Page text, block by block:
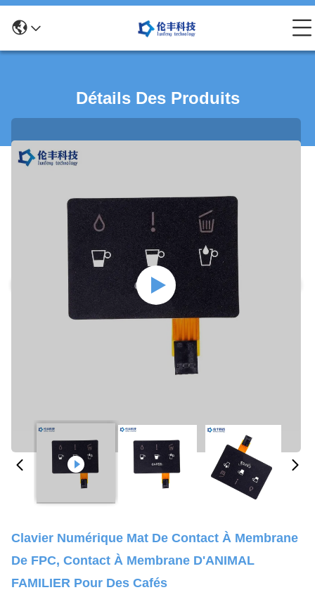
Détails Des Produits
Clavier Numérique Mat De Contact À Membrane
De FPC, Contact À Membrane D'ANIMAL
FAMILIER Pour Des Cafés